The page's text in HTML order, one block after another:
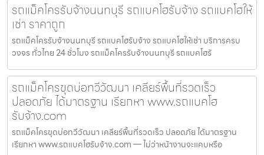
รถแม็คโครรับจ้างนนทบุรี รถแบคโฮรับจ้าง รถแบคโฮให้
เช่า ราคาถูก
รถแม็คโครรับจ้างนนทบุรี รถแบคโฮรับจ้าง รถแบคโฮให้เช่า บริการครบ
วงจร ทั่วไทย 24 ชั่วโมง รถแม็คโครรับจ้างนนทบุรี รถแบคโฮรั
รถแม็คโครขุดบ่อทวีวัฒนา เคลียร์พื้นที่รวดเร็ว
ปลอดภัย ได้มาตรฐาน เรียกหา www.รถแบคโฮ
รับจ้าง.com
รถแม็คโครขุดบ่อทวีวัฒนา เคลียร์พื้นที่รวดเร็ว ปลอดภัย ได้มาตรฐาน
เรียกหา www.รถแบคโฮรับจ้าง.com — ไม่ว่าหน้างานจะแคบหรือ